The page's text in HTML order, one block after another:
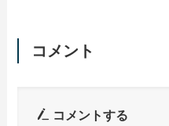
コメント
コメントする